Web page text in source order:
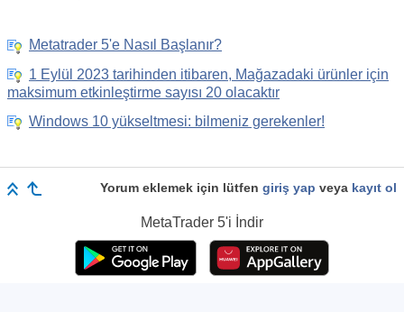
Metatrader 5'e Nasıl Başlanır?
1 Eylül 2023 tarihinden itibaren, Mağazadaki ürünler için
maksimum etkinleştirme sayısı 20 olacaktır
Windows 10 yükseltmesi: bilmeniz gerekenler!
Yorum eklemek için lütfen giriş yap veya kayıt ol
MetaTrader 5'i İndir